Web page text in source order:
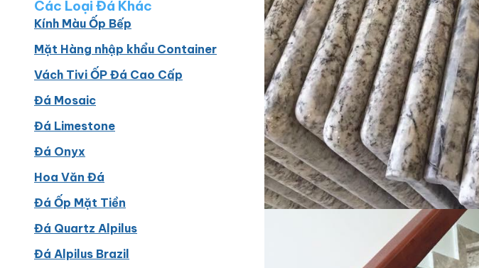
Các Loại Đá Khác
Kính Màu Ốp Bếp
Mặt Hàng nhập khẩu Container
Vách Tivi ỐP Đá Cao Cấp
Đá Mosaic
Đá Limestone
Đá Onyx
Hoa Văn Đá
Đá Ốp Mặt Tiền
Đá Quartz Alpilus
Đá Alpilus Brazil